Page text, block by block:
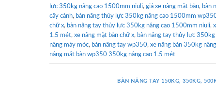
lực 350kg nâng cao 1500mm niuli, giá xe nâng mặt bàn, bàn
cây cành, bàn nâng thủy lực 350kg nâng cao 1500mm
chữ x, bàn nâng tay thủy lực 350kg nâng cao 1500mm niuli,
1.5 mét, xe nâng mặt bàn chữ x, bàn nâng tay thủy lực
nâng máy móc, bàn nâng tay wp350, xe nâng bàn 350kg
nâng mặt bàn wp350 350kg nâng cao 1.5 mét
BÀN NÂNG TAY 150KG, 350KG,